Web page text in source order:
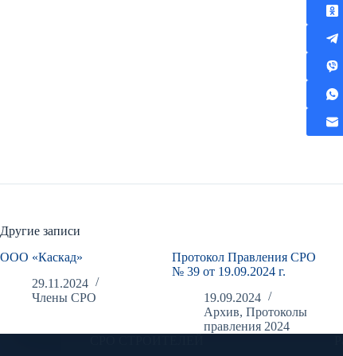
Другие записи
ООО «Каскад»
29.11.2024
Члены СРО
Протокол Правления СРО
№ 39 от 19.09.2024 г.
19.09.2024
Архив,Протоколы
правления 2024